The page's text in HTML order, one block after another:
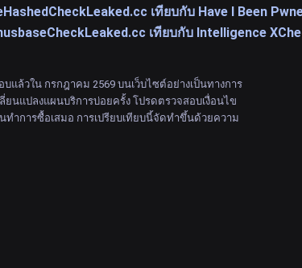
CheckLeaked.cc เทียบกับ Have I Been
CheckLeaked.cc เทียบกับ Intelligence X
ล้วใน กรกฎาคม 2569 บนเว็บไซต์อย่างเป็นทางการ
ยนแปลงแผนบริการบ่อยครั้ง โปรดตรวจสอบเงื่อนไข
ำการซื้อเสมอ การเปรียบเทียบนี้จัดทำขึ้นด้วยความ